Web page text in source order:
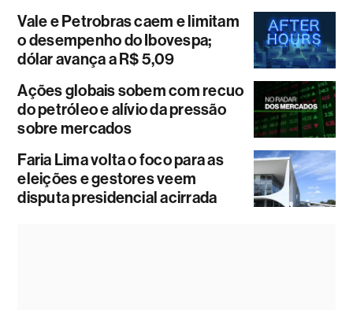
Vale e Petrobras caem e limitam
o desempenho do Ibovespa;
dólar avança a R$ 5,09
Ações globais sobem com recuo
do petróleo e alívio da pressão
sobre mercados
Faria Lima volta o foco para as
eleições e gestores veem
disputa presidencial acirrada